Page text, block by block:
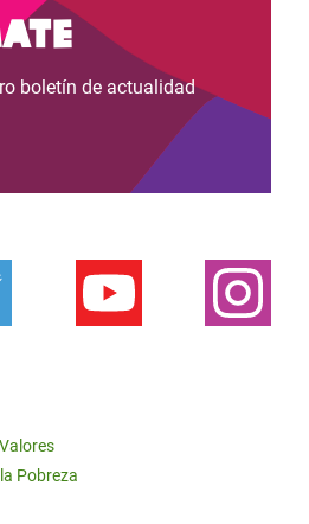
boletín de actualidad
Pobreza